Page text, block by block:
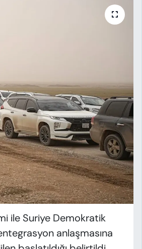
ile Suriye Demokratik
anlaşmasına